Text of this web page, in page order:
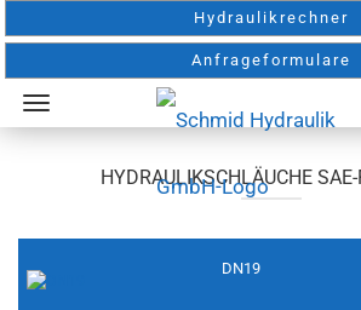
Hydraulikrechner
Anfrageformulare
HYDRAULIKSCHLÄUCHE
DN19